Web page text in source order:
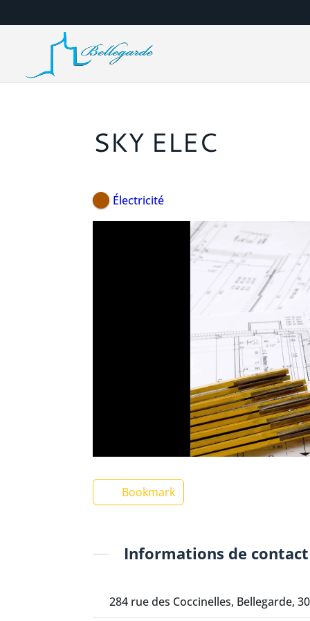
SKY ELEC
Électricité
Bookmark
Informations de contact
284 rue des Coccinelles, Bellegarde,